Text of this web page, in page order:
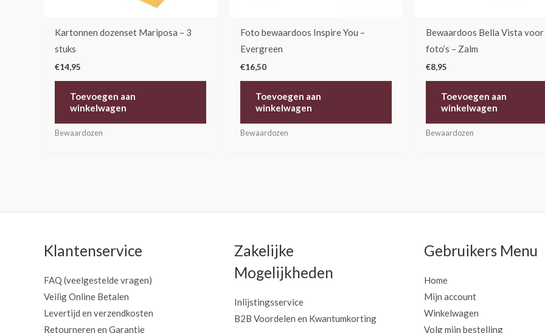
Kartonnen dozenset Mariposa – 3
stuks
€14,95
Toevoegen aan
winkelwagen
Bewaardozen
Foto bewaardoos Inspire You –
Evergreen
€16,50
Toevoegen aan
winkelwagen
Bewaardozen
Bewaardoos Bella Vista
foto’s – Zalm
€8,95
Toevoegen aan
winkelwagen
Bewaardozen
Klantenservice
FAQ (veelgestelde vragen)
Veilig Online Betalen
Levertijd en verzendkosten
Retourneren en Garantie
Zakelijke
Mogelijkheden
Inlijstingsservice
B2B Voordelen en Kwantumkorting
Gebruikers Menu
Home
Mijn account
Winkelwagen
Volg mijn bestelling